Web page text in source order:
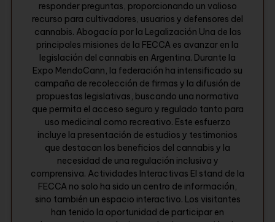
responder preguntas, proporcionando un valioso
recurso para cultivadores, usuarios y defensores del
cannabis. Abogacía por la Legalización Una de las
principales misiones de la FECCA es avanzar en la
legislación del cannabis en Argentina. Durante la
Expo MendoCann, la federación ha intensificado su
campaña de recolección de firmas y la difusión de
propuestas legislativas, buscando una normativa
que permita el acceso seguro y regulado tanto para
uso medicinal como recreativo. Este esfuerzo
incluye la presentación de estudios y testimonios
que destacan los beneficios del cannabis y la
necesidad de una regulación inclusiva y
comprensiva. Actividades Interactivas El stand de la
FECCA no solo ha sido un centro de información,
sino también un espacio interactivo. Los visitantes
han tenido la oportunidad de participar en